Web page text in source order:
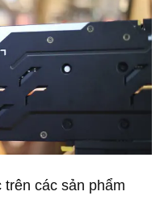
trên các sản phẩm